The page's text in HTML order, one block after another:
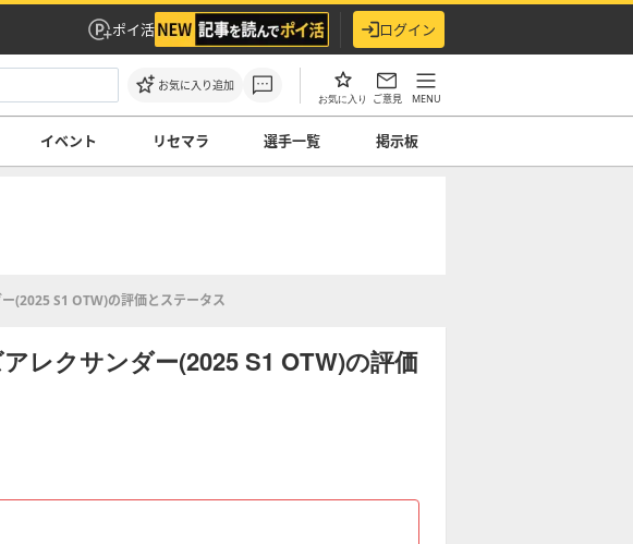
ポイ活 ログイン
お気に入り追加
お気に入り ご意見 MENU
イベント リセマラ 選手一覧 掲示板
(2025 S1 OTW)の評価とステータス
レクサンダー(2025 S1 OTW)の評価